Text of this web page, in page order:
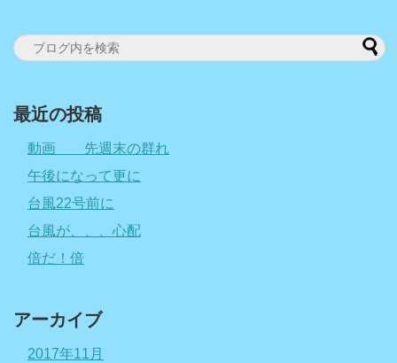
最近の投稿
動画 先週末の群れ
午後になって更に
台風22号前に
台風が、、、心配
倍だ！倍
アーカイブ
2017年11月